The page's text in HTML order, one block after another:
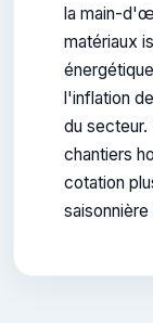
la main-
matériaux
l'inflation
du secteur.
chantiers
cotation